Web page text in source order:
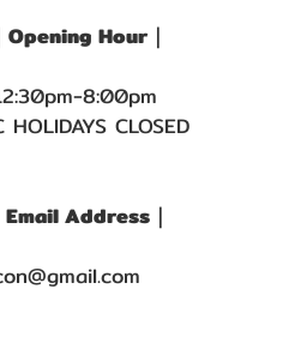
Opening Hour｜
8:00pm
CLOSED
Email Address｜